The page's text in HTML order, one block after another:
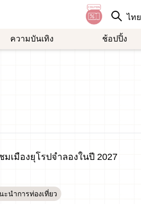
ไทย
ความบันเทิง ช้อปปิ้ง
มเมืองยุโรปจำลองในปี 2027
ะนำการท่องเที่ยว